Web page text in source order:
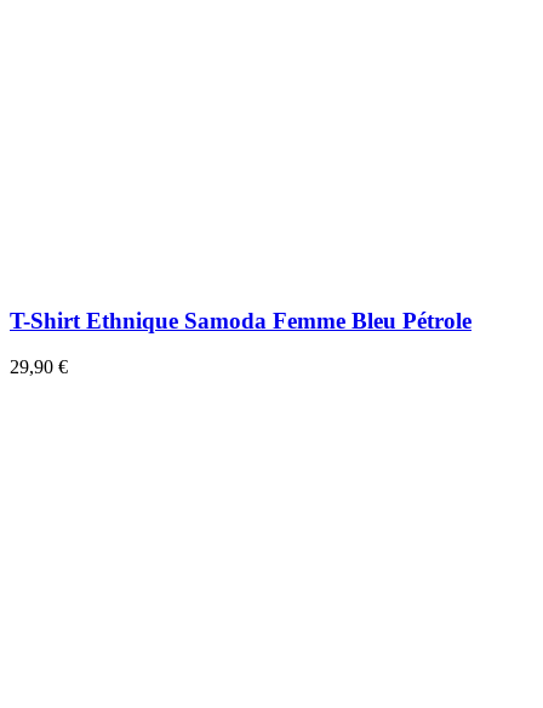
T-Shirt Ethnique Samoda Femme Bleu Pétrole
29,90 €